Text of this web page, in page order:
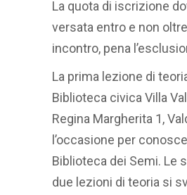
La quota di iscrizione
versata entro e non
incontro, pena
La prima lezione di
Biblioteca civica Villa
Regina Margherita 1,
l’occasione per
Biblioteca dei Semi. Le
due lezioni di teoria si